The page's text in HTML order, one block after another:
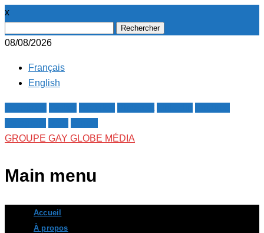
x
08/08/2026
Français
English
GROUPE GAY GLOBE MÉDIA
Main menu
Accueil
À propos